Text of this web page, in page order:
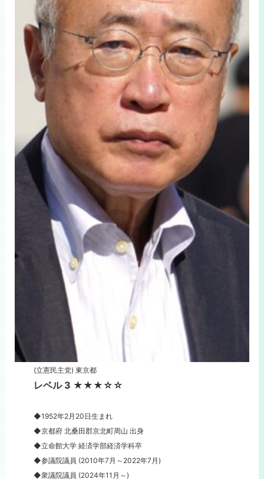
(立憲民主党) 東京都
レベル 3 ★★ ★ ☆☆
◆1952年2月20日生まれ
◆京都府 北桑田郡京北町周山 出身
◆立命館大学 経済学部経済学科卒
◆参議院議員 (2010年7月～2022年7月)
◆衆議院議員 (2024年11月～)